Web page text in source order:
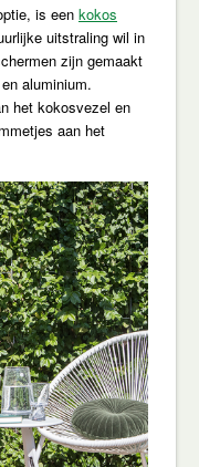
is een kokos
uitstraling wil in
zijn gemaakt
aluminium.
het kokosvezel en
aan het